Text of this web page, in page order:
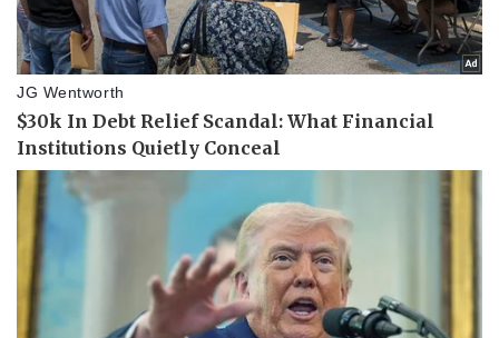
Thể thao
eSports
Ô tô
Xe máy
Tư vấn